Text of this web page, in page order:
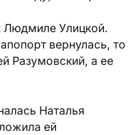
Людмиле Улицкой.
вернулась, то
Разумовский, а ее
Наталья
ей